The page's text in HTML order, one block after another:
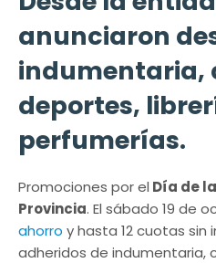
anunciaron
indumentaria,
deportes,
perfumerías.
Promociones por el Día de
Provincia. El sábado 19 de
ahorro y hasta 12 cuotas sin
adheridos de indumentaria,